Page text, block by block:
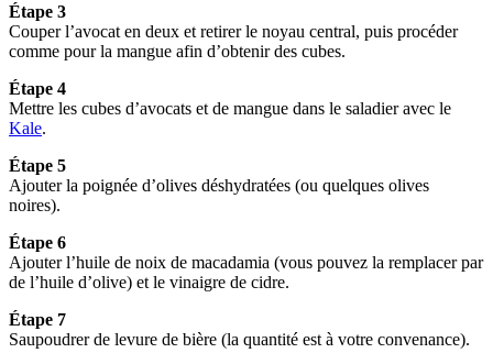
Étape 3
Couper l’avocat en deux et retirer le noyau central, puis procéder
comme pour la mangue afin d’obtenir des cubes.
Étape 4
Mettre les cubes d’avocats et de mangue dans le saladier avec le
Kale.
Étape 5
Ajouter la poignée d’olives déshydratées (ou quelques olives
noires).
Étape 6
Ajouter l’huile de noix de macadamia (vous pouvez la remplacer par
de l’huile d’olive) et le vinaigre de cidre.
Étape 7
Saupoudrer de levure de bière (la quantité est à votre convenance).